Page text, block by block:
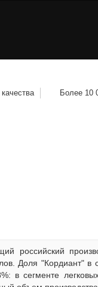
качества Более 10
российский
Доля "Кордиант"
в сегменте